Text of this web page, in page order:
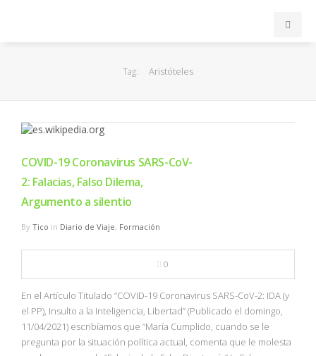
EuroLeague
FIBA
OTROS
NBA
Tag: Aristóteles
COVID-19 Coronavirus SARS-CoV-
2: Falacias, Falso Dilema,
Argumento a silentio
By Tico in Diario de Viaje, Formación
0
En el Artículo Titulado “COVID-19 Coronavirus SARS-CoV-2: IDA (y
el PP), Insulto a la Inteligencia, Libertad” (Publicado el domingo,
11/04/2021) escribíamos que “María Cumplido, cuando se le
pregunta por la situación política actual, comenta que le molesta